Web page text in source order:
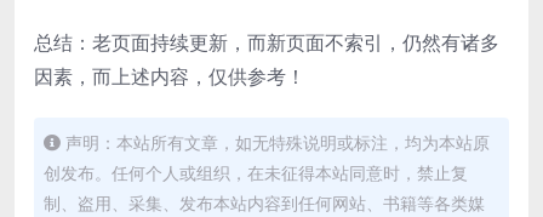
总结：老页面持续更新，而新页面不索引，仍然有诸多
因素，而上述内容，仅供参考！
声明：本站所有文章，如无特殊说明或标注，均为本站原
创发布。任何个人或组织，在未征得本站同意时，禁止复
制、盗用、采集、发布本站内容到任何网站、书籍等各类媒